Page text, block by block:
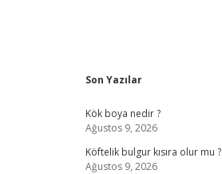
Sidebar
Son Yazılar
Kök boya nedir ?
Ağustos 9, 2026
Köftelik bulgur kısıra olur mu ?
Ağustos 9, 2026